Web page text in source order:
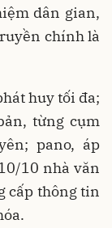
dân gian,
chính là
huy tối đa;
từng cụm
pano, áp
10 nhà văn
cấp thông tin